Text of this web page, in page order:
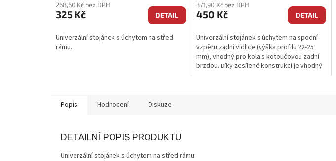
268,60 Kč bez DPH
325 Kč DETAIL
Univerzální stojánek s úchytem na střed
rámu.
371,90 Kč bez DPH
450 Kč DETAIL
Univerzální stojánek s úchytem na spodní
vzpěru zadní vidlice (výška profilu 22-25
mm), vhodný pro kola s kotoučovou zadní
brzdou. Díky zesílené konstrukci je vhodný
Popis Hodnocení Diskuze
DETAILNÍ POPIS PRODUKTU
Univerzální stojánek s úchytem na střed rámu.